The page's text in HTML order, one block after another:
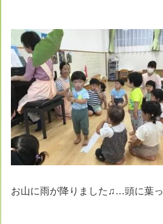
お山に雨が降りました♫…頭に葉